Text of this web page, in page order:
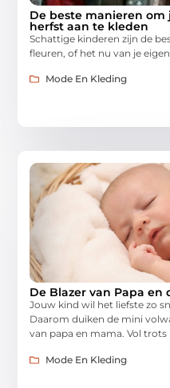
De beste manieren
herfst aan te kleden
Schattige kinderen zijn de
fleuren, of het nu van je
Mode En Kleding
De Blazer van Papa en
Jouw kind wil het liefste zo
Daarom duiken de mini
van papa en mama. Vol trots
Mode En Kleding